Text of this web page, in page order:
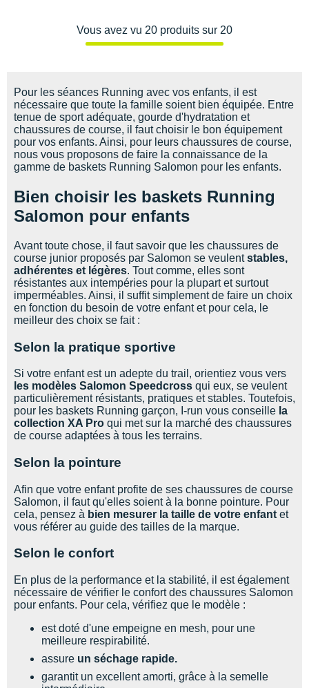
Vous avez vu 20 produits sur 20
Pour les séances Running avec vos enfants, il est
nécessaire que toute la famille soient bien équipée. Entre
tenue de sport adéquate, gourde d'hydratation et
chaussures de course, il faut choisir le bon équipement
pour vos enfants. Ainsi, pour leurs chaussures de course,
nous vous proposons de faire la connaissance de la
gamme de baskets Running Salomon pour les enfants.
Bien choisir les baskets Running
Salomon pour enfants
Avant toute chose, il faut savoir que les chaussures de
course junior proposés par Salomon se veulentstables,
adhérentes et légères. Tout comme, elles sont
résistantes aux intempéries pour la plupart et surtout
imperméables. Ainsi, il suffit simplement de faire un choix
en fonction du besoin de votre enfant et pour cela, le
meilleur des choix se fait :
Selon la pratique sportive
Si votre enfant est un adepte du trail, orientiez vous vers
les modèles Salomon Speedcross qui eux, se veulent
particulièrement résistants, pratiques et stables. Toutefois,
pour les baskets Running garçon, I-run vous conseille la
collection XA Pro qui met sur la marché des chaussures
de course adaptées à tous les terrains.
Selon la pointure
Afin que votre enfant profite de ses chaussures de course
Salomon, il faut qu'elles soient à la bonne pointure. Pour
cela, pensez à bien mesurer la taille de votre enfant et
vous référer au guide des tailles de la marque.
Selon le confort
En plus de la performance et la stabilité, il est également
nécessaire de vérifier le confort des chaussures Salomon
pour enfants. Pour cela, vérifiez que le modèle :
est doté d'une empeigne en mesh, pour une
meilleure respirabilité.
assure un séchage rapide.
garantit un excellent amorti, grâce à la semelle